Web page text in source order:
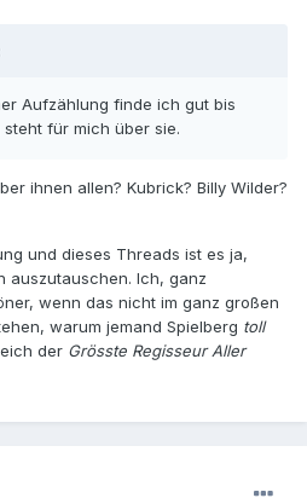
Aufzählung finde ich gut bis
für mich über sie.
ihnen allen? Kubrick? Billy Wilder?
und dieses Threads ist es ja,
auszutauschen. Ich, ganz
wenn das nicht im ganz großen
warum jemand Spielberg toll
der Grösste Regisseur Aller